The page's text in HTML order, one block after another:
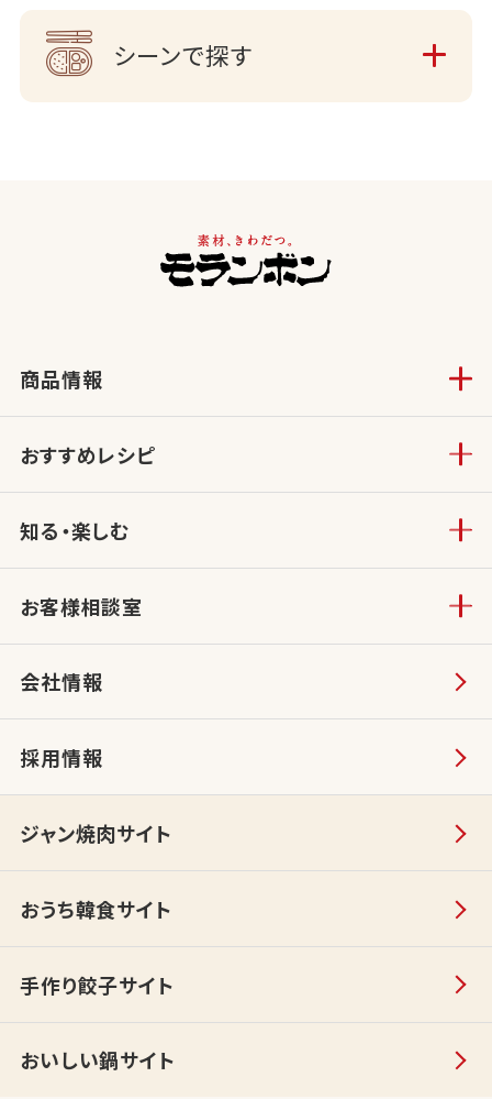
シーンで探す
商品情報
おすすめレシピ
知る・楽しむ
お客様相談室
会社情報
採用情報
ジャン焼肉サイト
おうち韓食サイト
手作り餃子サイト
おいしい鍋サイト